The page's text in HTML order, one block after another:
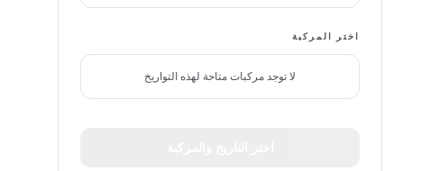
اختر المركبة
لا توجد مركبات متاحة لهذه التواريخ